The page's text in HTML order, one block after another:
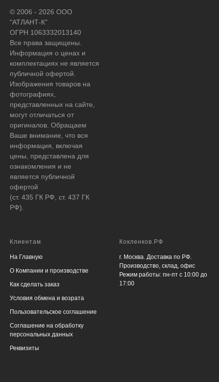
© 2006 - 2026 ООО
"АТЛАНТ-К"
ОГРН 1063332013140
Все права защищены.
Информация о ценах и
комплектациях не является
публичной офертой.
Изображения товаров на
фотографиях,
представленных на сайте,
могут отличаться от
оригиналов. Обращаем
Ваше внимание, что вся
информация, включая
цены, представлена для
ознакомления и не
является публичной
офертой
(ст. 435 ГК РФ, ст. 437 ГК
РФ).
Клиентам
На Главную
О Компании и производстве
Как сделать заказ
Условия обмена и возрата
Пользовательское соглашение
Соглашение на обработку
персональных данных
Реквизиты
Кокленков.РФ
г. Москва. Доставка по РФ.
Производство, склад, офис
Режим работы: пн-пт с 10:00 до
17:00